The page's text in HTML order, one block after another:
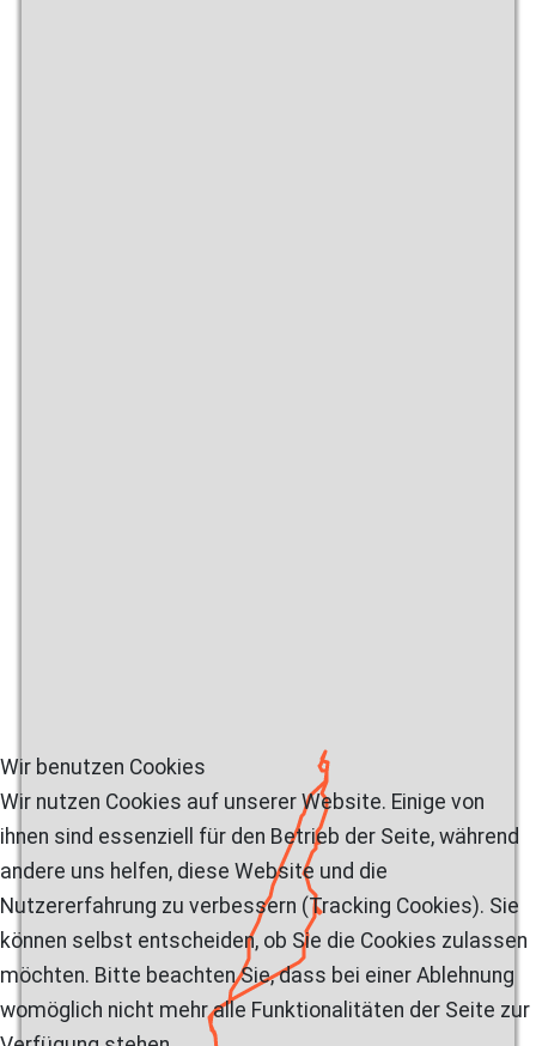
Wir benutzen Cookies
Wir nutzen Cookies auf unserer Website. Einige von
ihnen sind essenziell für den Betrieb der Seite, während
andere uns helfen, diese Website und die
Nutzererfahrung zu verbessern (Tracking Cookies). Sie
können selbst entscheiden, ob Sie die Cookies zulassen
möchten. Bitte beachten Sie, dass bei einer Ablehnung
womöglich nicht mehr alle Funktionalitäten der Seite zur